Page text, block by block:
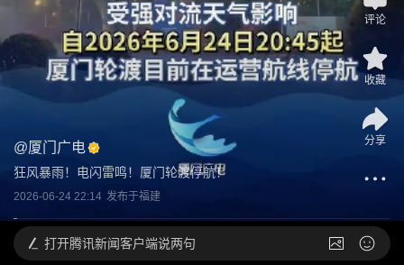
@厦门广电
狂风暴雨！电闪雷鸣！厦门轮渡停航！
2026-06-24 22:14 发布于福建
评论
收藏
分享
打开腾讯新闻客户端说两句